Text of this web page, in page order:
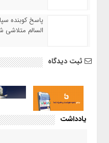
پاسخ کوبنده
السالم متلاشی
ثبت دیدگاه
یادداشت